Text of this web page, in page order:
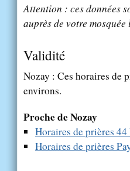
Attention : ces données
auprès de votre
Validité
Nozay : Ces horaires de
environs.
Proche de Nozay
Horaires de prières
Horaires de prières